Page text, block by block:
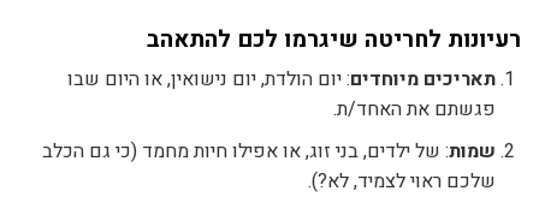
רעיונות לחריטה שיגרמו לכם להתאהב
תאריכים מיוחדים: יום הולדת, יום נישואין, או היום שבו
פגשתם את האחד/ת.
שמות: של ילדים, בני זוג, או אפילו חיות מחמד (כי גם הכלב
שלכם ראוי לצמיד, לא?).